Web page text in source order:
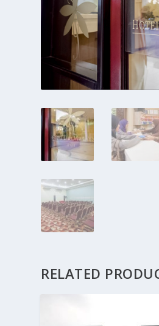
RELATED